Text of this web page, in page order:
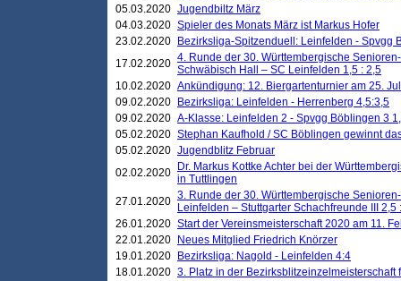
05.03.2020 Jugendbiltz März
04.03.2020 Spieler des Monats März ist Markus Hofer
23.02.2020
Bezirksliga-Spitzenduell: Leinfelden - Spvgg
17.02.2020 4. Runde der 30. Württembergische
Schwäbisch Hall – SC Leinfelden 1,5 : 2,5
10.02.2020 Ankündigung: 12. Biergartenturnier am 25.
09.02.2020
Bezirksliga: Leinfelden - Herrenberg 4,5:3,5
09.02.2020 A-Klasse: Leinfelden 2 - Spvgg Böblingen 3
05.02.2020 Stephan Kaufhold / SC Böblingen gewinnt
05.02.2020 Jugendblitz Februar
02.02.2020
Dr. Markus Kottke Achter bei der
in Tuttlingen
27.01.2020 3. Runde der 30. Württembergische
Leinfelden – Stuttgarter Schachfreunde III 2,5
26.01.2020 Start der Vereinsmeisterschaft 2020 am 11.
22.01.2020
Neues Mitglied Friedrich Knörzer
19.01.2020
Bezirksliga: Nagold - Leinfelden 4:4
18.01.2020 3. Platz in der Bezirksblitzeinzelmeisterschaft